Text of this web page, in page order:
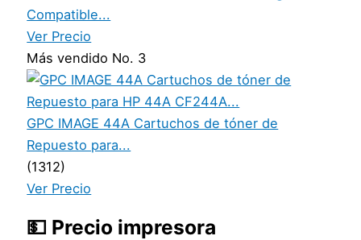
Compatible...
Ver Precio
Más vendido No. 3
GPC IMAGE 44A Cartuchos de tóner de
Repuesto para...
(1312)
Ver Precio
💵 Precio impresora